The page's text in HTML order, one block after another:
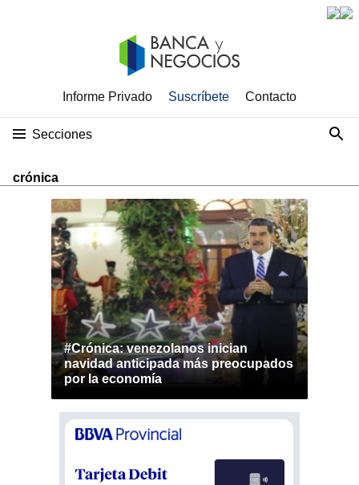
Informe Privado Suscríbete Contacto
Secciones
crónica
#Crónica: venezolanos inician
navidad anticipada más preocupados
por la economía